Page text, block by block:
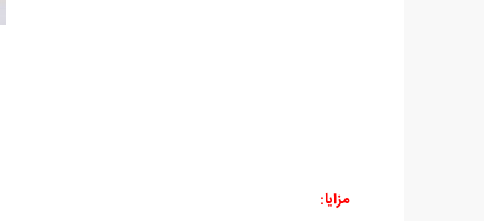
مزایا: